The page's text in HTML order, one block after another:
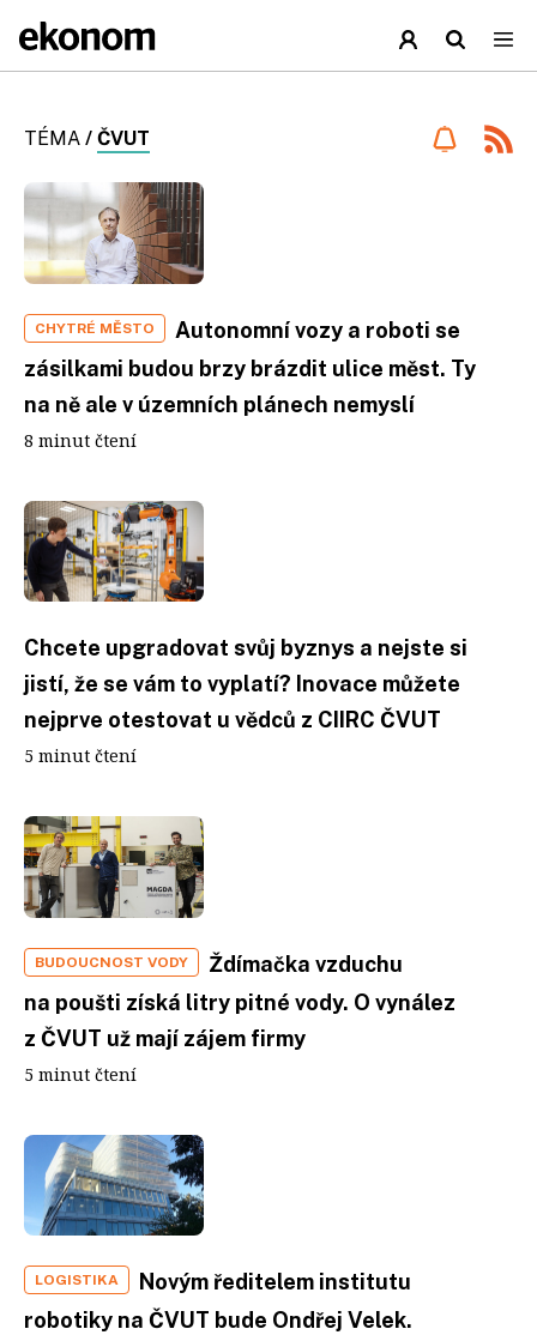
TÉMA / ČVUT
CHYTRÉ MĚSTO
Autonomní vozy a roboti se
zásilkami budou brzy brázdit ulice měst. Ty
na ně ale v územních plánech nemyslí
8 minut čtení
Chcete upgradovat svůj byznys a nejste si
jistí, že se vám to vyplatí? Inovace můžete
nejprve otestovat u vědců z CIIRC ČVUT
5 minut čtení
BUDOUCNOST VODY
Ždímačka vzduchu
na poušti získá litry pitné vody. O vynález
z ČVUT už mají zájem firmy
5 minut čtení
LOGISTIKA
Novým ředitelem institutu
robotiky na ČVUT bude Ondřej Velek.